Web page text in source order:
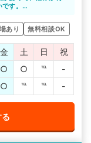
す。
あり 無料相談OK
金 土 日
祝
○ ○ ℡
-
○ ℡ ℡ -